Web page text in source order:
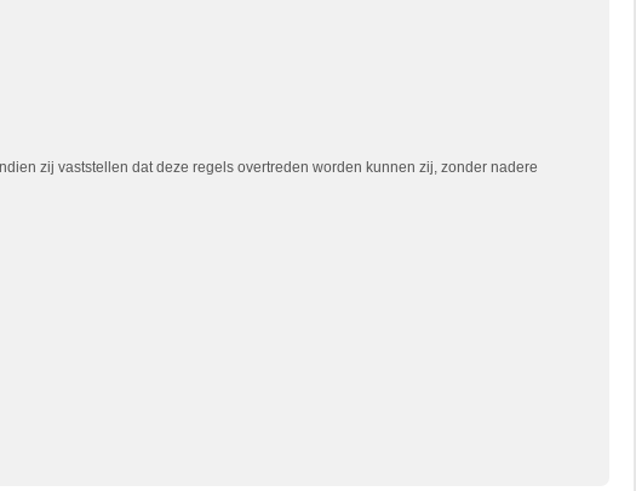
zij vaststellen dat deze regels overtreden worden kunnen zij, zonder nadere